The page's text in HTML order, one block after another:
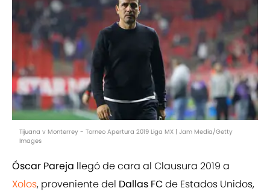
Tijuana v Monterrey - Torneo Apertura 2019 Liga MX | Jam Media/Getty
Images
Óscar Pareja llegó de cara al Clausura 2019 a
Xolos, proveniente del Dallas FCde Estados Unidos,